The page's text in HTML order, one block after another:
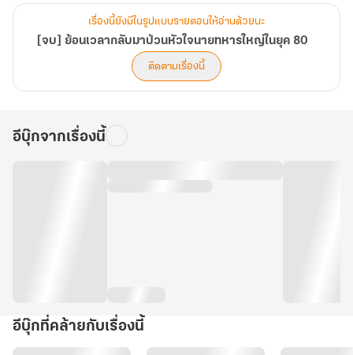
เรื่องนี้ยังมีในรูปแบบรายตอนให้อ่านด้วยนะ
[จบ] ย้อนเวลากลับมาป่วนหัวใจนายทหารใหญ่ในยุค 80
ติดตามเรื่องนี้
อีบุ๊กจากเรื่องนี้
อีบุ๊กที่คล้ายกับเรื่องนี้